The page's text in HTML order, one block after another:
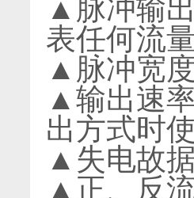
▲脉冲输
表任何流
▲脉冲宽
▲输出速
出方式时
▲失电故
▲正、反